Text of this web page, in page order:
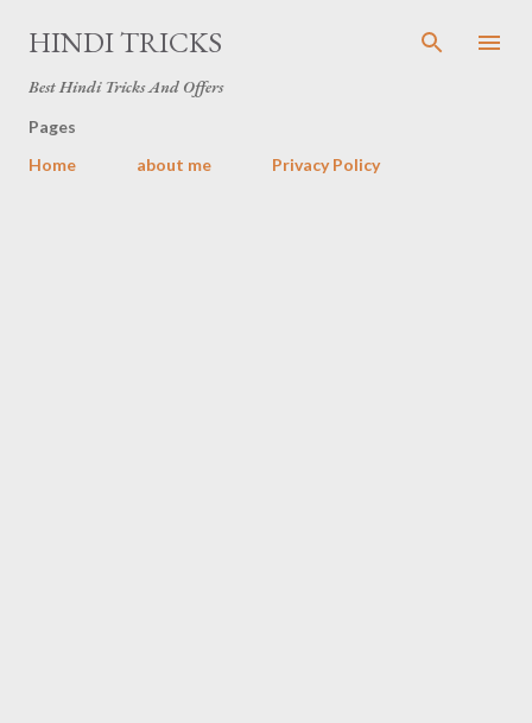
Skip to main content
HINDI TRICKS
Best Hindi Tricks And Offers
Pages
Home
about me Privacy Policy